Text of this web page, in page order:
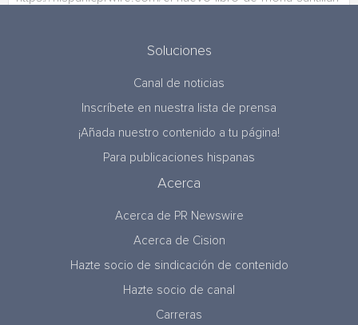
Soluciones
Canal de noticias
Inscríbete en nuestra lista de prensa
¡Añada nuestro contenido a tu página!
Para publicaciones hispanas
Acerca
Acerca de PR Newswire
Acerca de Cision
Hazte socio de sindicación de contenido
Hazte socio de canal
Carreras